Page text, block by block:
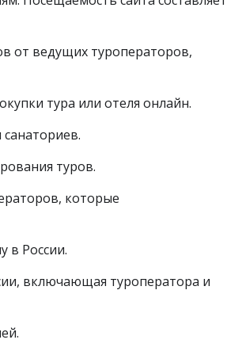
от ведущих туроператоров,
тура или отеля онлайн.
туров.
которые
в России.
включающая туроператора и